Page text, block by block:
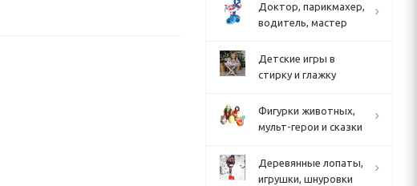
Доктор, парикмахер,
водитель, мастер
Детские игры в
стирку и глажку
Фигурки животных,
мульт-герои и сказки
Деревянные лопаты,
игрушки, шнуровки